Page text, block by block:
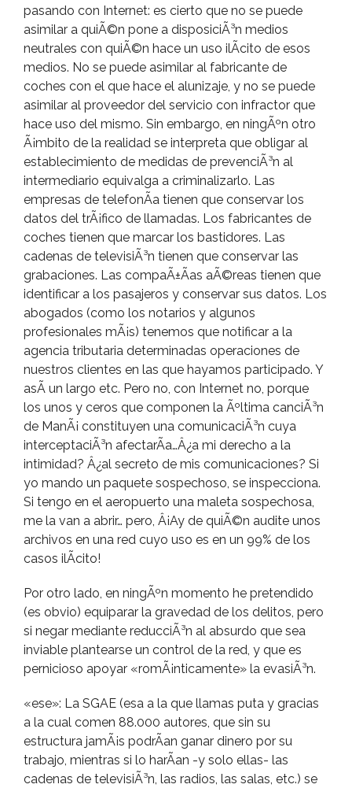
pasando con Internet: es cierto que no se puede
asimilar a quiÃ©n pone a disposiciÃ³n medios
neutrales con quiÃ©n hace un uso ilÃ­cito de esos
medios. No se puede asimilar al fabricante de
coches con el que hace el alunizaje, y no se puede
asimilar al proveedor del servicio con infractor que
hace uso del mismo. Sin embargo, en ningÃºn otro
Ã¡mbito de la realidad se interpreta que obligar al
establecimiento de medidas de prevenciÃ³n al
intermediario equivalga a criminalizarlo. Las
empresas de telefonÃ­a tienen que conservar los
datos del trÃ¡fico de llamadas. Los fabricantes de
coches tienen que marcar los bastidores. Las
cadenas de televisiÃ³n tienen que conservar las
grabaciones. Las compaÃ±Ã­as aÃ©reas tienen que
identificar a los pasajeros y conservar sus datos. Los
abogados (como los notarios y algunos
profesionales mÃ¡s) tenemos que notificar a la
agencia tributaria determinadas operaciones de
nuestros clientes en las que hayamos participado. Y
asÃ­ un largo etc. Pero no, con Internet no, porque
los unos y ceros que componen la Ãºltima canciÃ³n
de ManÃ¡ constituyen una comunicaciÃ³n cuya
interceptaciÃ³n afectarÃ­a…Â¿a mi derecho a la
intimidad? Â¿al secreto de mis comunicaciones? Si
yo mando un paquete sospechoso, se inspecciona.
Si tengo en el aeropuerto una maleta sospechosa,
me la van a abrir… pero, Â¡Ay de quiÃ©n audite unos
archivos en una red cuyo uso es en un 99% de los
casos ilÃ­cito!
Por otro lado, en ningÃºn momento he pretendido
(es obvio) equiparar la gravedad de los delitos, pero
si negar mediante reducciÃ³n al absurdo que sea
inviable plantearse un control de la red, y que es
pernicioso apoyar «romÃ¡nticamente» la evasiÃ³n.
«ese»: La SGAE (esa a la que llamas puta y gracias
a la cual comen 88.000 autores, que sin su
estructura jamÃ¡s podrÃ­an ganar dinero por su
trabajo, mientras si lo harÃ­an -y solo ellas- las
cadenas de televisiÃ³n, las radios, las salas, etc.) se